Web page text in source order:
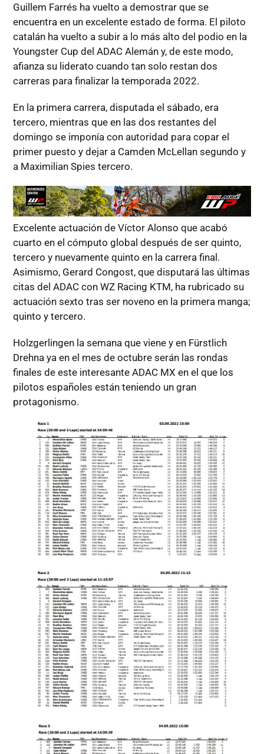
Guillem Farrés ha vuelto a demostrar que se
encuentra en un excelente estado de forma. El piloto
catalán ha vuelto a subir a lo más alto del podio en la
Youngster Cup del ADAC Alemán y, de este modo,
afianza su liderato cuando tan solo restan dos
carreras para finalizar la temporada 2022.
En la primera carrera, disputada el sábado, era
tercero, mientras que en las dos restantes del
domingo se imponía con autoridad para copar el
primer puesto y dejar a Camden McLellan segundo y
a Maximilian Spies tercero.
Excelente actuación de Víctor Alonso que acabó
cuarto en el cómputo global después de ser quinto,
tercero y nuevamente quinto en la carrera final.
Asimismo, Gerard Congost, que disputará las últimas
citas del ADAC con WZ Racing KTM, ha rubricado su
actuación sexto tras ser noveno en la primera manga;
quinto y tercero.
Holzgerlingen la semana que viene y en Fürstlich
Drehna ya en el mes de octubre serán las rondas
finales de este interesante ADAC MX en el que los
pilotos españoles están teniendo un gran
protagonismo.